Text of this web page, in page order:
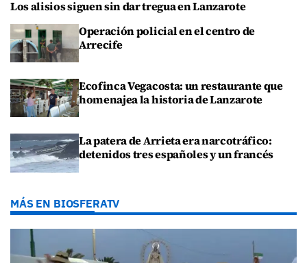
Los alisios siguen sin dar tregua en Lanzarote
Operación policial en el centro de
Arrecife
Ecofinca Vegacosta: un restaurante que
homenajea la historia de Lanzarote
La patera de Arrieta era narcotráfico:
detenidos tres españoles y un francés
MÁS EN BIOSFERATV